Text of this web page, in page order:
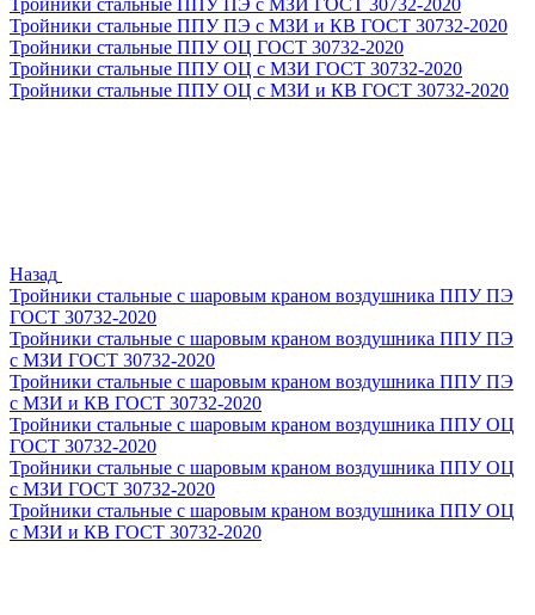
Тройники стальные ППУ ПЭ с МЗИ ГОСТ 30732-2020
Тройники стальные ППУ ПЭ с МЗИ и КВ ГОСТ 30732-2020
Тройники стальные ППУ ОЦ ГОСТ 30732-2020
Тройники стальные ППУ ОЦ с МЗИ ГОСТ 30732-2020
Тройники стальные ППУ ОЦ с МЗИ и КВ ГОСТ 30732-2020
Назад
Тройники стальные с шаровым краном воздушника ППУ ПЭ
ГОСТ 30732-2020
Тройники стальные с шаровым краном воздушника ППУ ПЭ
с МЗИ ГОСТ 30732-2020
Тройники стальные с шаровым краном воздушника ППУ ПЭ
с МЗИ и КВ ГОСТ 30732-2020
Тройники стальные с шаровым краном воздушника ППУ ОЦ
ГОСТ 30732-2020
Тройники стальные с шаровым краном воздушника ППУ ОЦ
с МЗИ ГОСТ 30732-2020
Тройники стальные с шаровым краном воздушника ППУ ОЦ
с МЗИ и КВ ГОСТ 30732-2020